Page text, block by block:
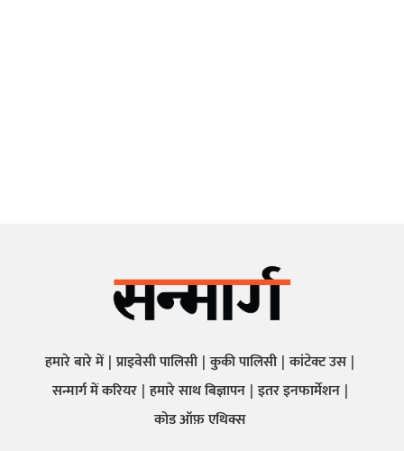
हमारे बारे में प्राइवेसी पालिसी कुकी पालिसी कांटेक्ट उस
सन्मार्ग में करियर हमारे साथ बिज्ञापन इतर इनफार्मेशन
कोड ऑफ़ एथिक्स